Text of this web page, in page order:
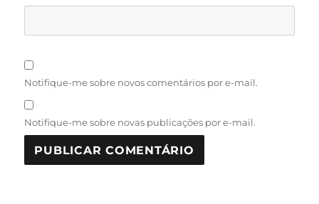
Notifique-me sobre novos comentários por e-mail.
Notifique-me sobre novas publicações por e-mail.